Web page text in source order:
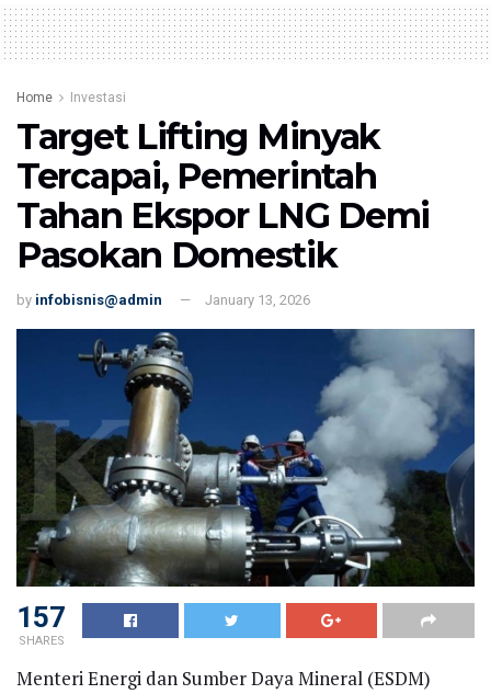
Home Investasi
Target Lifting Minyak
Tercapai, Pemerintah
Tahan Ekspor LNG Demi
Pasokan Domestik
by infobisnis@admin January 13, 2026
157
SHARES
Menteri Energi dan Sumber Daya Mineral (ESDM)